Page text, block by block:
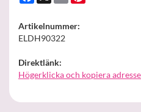
Artikelnummer:
ELDH90322
Direktlänk:
Högerklicka och kopiera